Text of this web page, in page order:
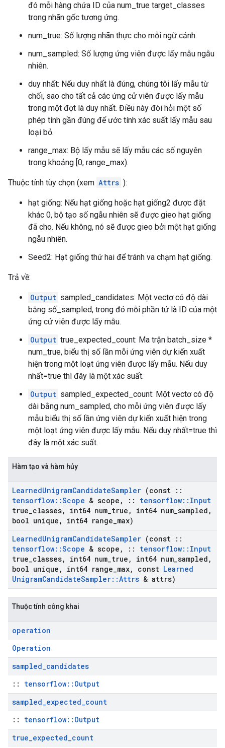
đó mỗi hàng chứa ID của num_true target_classes
trong nhãn gốc tương ứng.
num_true: Số lượng nhãn thực cho mỗi ngữ cảnh.
num_sampled: Số lượng ứng viên được lấy mẫu ngẫu
nhiên.
duy nhất: Nếu duy nhất là đúng, chúng tôi lấy mẫu từ
chối, sao cho tất cả các ứng cử viên được lấy mẫu
trong một đợt là duy nhất. Điều này đòi hỏi một số
phép tính gần đúng để ước tính xác suất lấy mẫu sau
loại bỏ.
range_max: Bộ lấy mẫu sẽ lấy mẫu các số nguyên
trong khoảng [0, range_max).
Thuộc tính tùy chọn (xem Attrs ):
hạt giống: Nếu hạt giống hoặc hạt giống2 được đặt
khác 0, bộ tạo số ngẫu nhiên sẽ được gieo hạt giống
đã cho. Nếu không, nó sẽ được gieo bởi một hạt giống
ngẫu nhiên.
Seed2: Hạt giống thứ hai để tránh va chạm hạt giống.
Trả về:
Output sampled_candidates: Một vectơ có độ dài
bằng số_sampled, trong đó mỗi phần tử là ID của một
ứng cử viên được lấy mẫu.
Output true_expected_count: Ma trận batch_size *
num_true, biểu thị số lần mỗi ứng viên dự kiến ​​xuất
hiện trong một loạt ứng viên được lấy mẫu. Nếu duy
nhất=true thì đây là một xác suất.
Output sampled_expected_count: Một vectơ có độ
dài bằng num_sampled, cho mỗi ứng viên được lấy
mẫu biểu thị số lần ứng viên dự kiến ​​xuất hiện trong
một loạt ứng viên được lấy mẫu. Nếu duy nhất=true thì
đây là một xác suất.
Hàm tạo và hàm hủy
LearnedUnigramCandidateSampler (const ::
tensorflow::Scope & scope , :: tensorflow:: Input
true classes, int64 num true , int64 num sampled ,
bool unique , int64 range max)
LearnedUnigramCandidateSampler (const ::
tensorflow::Scope & scope , :: tensorflow:: Input
true classes, int64 num true , int64 num sampled ,
bool unique , int64 range max, const Learned
UnigramCandidateSampler::Attrs & attrs)
Thuộc tính công khai
operation
Operation
sampled_candidates
:: tensorflow::Output
sampled_expected_count
:: tensorflow::Output
true_expected_count